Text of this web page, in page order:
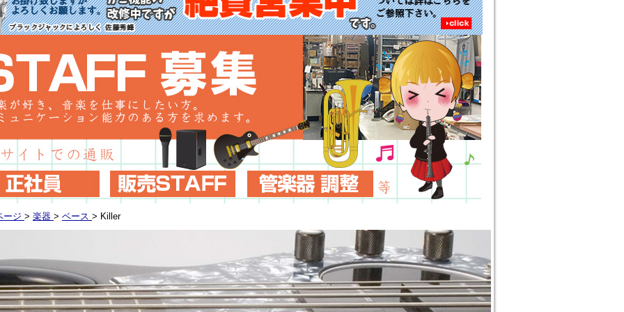
ージ > 楽器 > ベース > Killer